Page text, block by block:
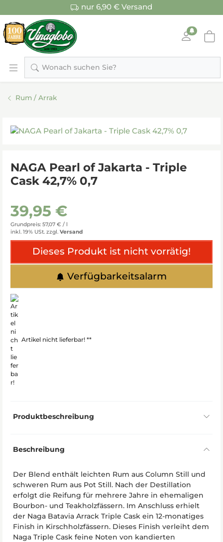
nur 6,90 € Versand
Wonach suchen Sie?
Rum / Arrak
NAGA Pearl of Jakarta - Triple
Cask 42,7% 0,7
39,95 €
Grundpreis: 57,07 € / l
inkl. 19% USt. zzgl. Versand
Dieses Produkt ist nicht vorrätig!
Verfügbarkeitsalarm
Artikel nicht lieferbar! **
Produktbeschreibung
Beschreibung
Der Blend enthält leichten Rum aus Column Still und
schweren Rum aus Pot Still. Nach der Destillation
erfolgt die Reifung für mehrere Jahre in ehemaligen
Bourbon- und Teakholzfässern. Im Anschluss erhielt
der Naga Batavia Arrack Triple Cask ein 12-monatiges
Finish in Kirschholzfässern. Dieses Finish verleiht dem
Naga Triple Cask feine Noten von kandierten